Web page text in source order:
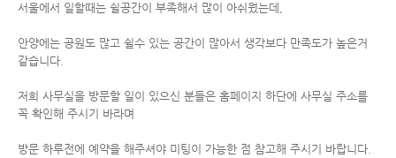
서울에서 일할때는 쉴공간이 부족해서 많이 아쉬웠는데,
안양에는 공원도 많고 쉴수 있는 공간이 많아서 생각보다 만족도가 높은거
같습니다.
저희 사무실을 방문할 일이 있으신 분들은 홈페이지 하단에 사무실 주소를
꼭 확인해 주시기 바라며
방문 하루전에 예약을 해주셔야 미팅이 가능한 점 참고해 주시기 바랍니다.